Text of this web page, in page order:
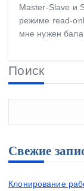
Master-Slave и
режиме read-
мне нужен
Поиск
Свежие
Клонирование